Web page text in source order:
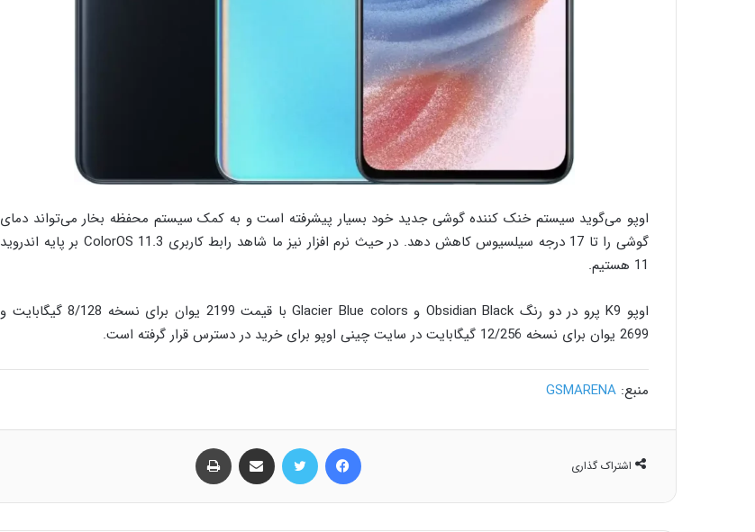
اوپو می‌گوید سیستم خنک کننده گوشی جدید خود بسیار پیشرفته است و به کمک سیستم محفظه بخار می‌تواند دمای
گوشی را تا 17 درجه سیلسیوس کاهش دهد. در حیث نرم افزار نیز ما شاهد رابط کاربری ColorOS 11.3 بر پایه اندروید
11 هستیم.
اوپو K9 پرو در دو رنگ Obsidian Black و Glacier Blue colors با قیمت 2199 یوان برای نسخه 8/128 گیگابایت و
2699 یوان برای نسخه 12/256 گیگابایت در سایت چینی اوپو برای خرید در دسترس قرار گرفته است.
منبع: GSMARENA
اشتراک گذاری